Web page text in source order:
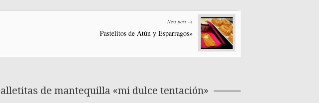
Next post →
Pastelitos de Atún y Esparragos»
de mantequilla «mi dulce tentación»